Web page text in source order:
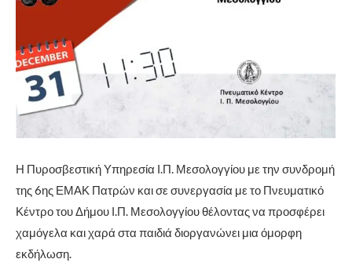
Η Πυροσβεστική Υπηρεσία Ι.Π. Μεσολογγίου με την συνδρομή
της 6ης ΕΜΑΚ Πατρών και σε συνεργασία με το Πνευματικό
Κέντρο του Δήμου Ι.Π. Μεσολογγίου θέλοντας να προσφέρει
χαμόγελα και χαρά στα παιδιά διοργανώνει μια όμορφη
εκδήλωση.